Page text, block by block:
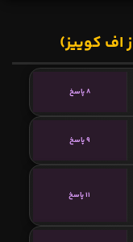
اف کوییز)
8 پاسخ
9 پاسخ
11 پاسخ